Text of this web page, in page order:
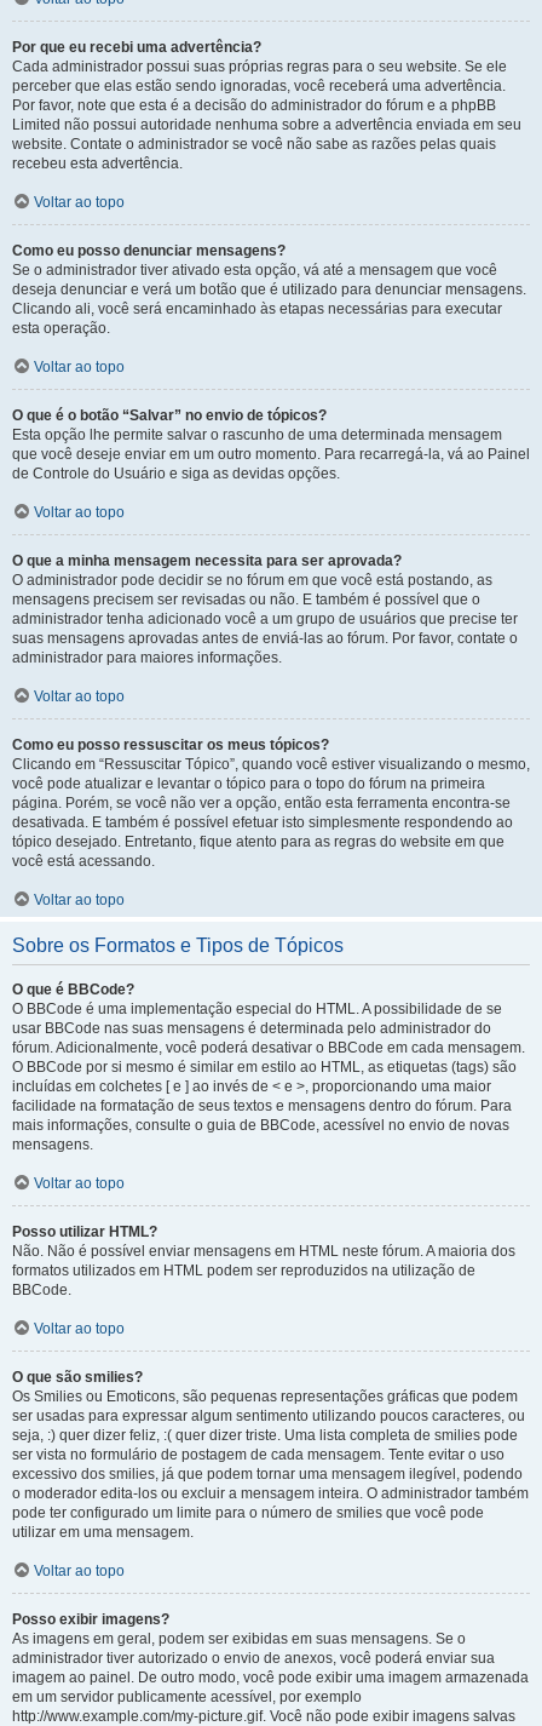
Por que eu recebi uma advertência?
Cada administrador possui suas próprias regras para o seu website. Se ele
perceber que elas estão sendo ignoradas, você receberá uma advertência.
Por favor, note que esta é a decisão do administrador do fórum e a phpBB
Limited não possui autoridade nenhuma sobre a advertência enviada em seu
website. Contate o administrador se você não sabe as razões pelas quais
recebeu esta advertência.
Voltar ao topo
Como eu posso denunciar mensagens?
Se o administrador tiver ativado esta opção, vá até a mensagem que você
deseja denunciar e verá um botão que é utilizado para denunciar mensagens.
Clicando ali, você será encaminhado às etapas necessárias para executar
esta operação.
Voltar ao topo
O que é o botão “Salvar” no envio de tópicos?
Esta opção lhe permite salvar o rascunho de uma determinada mensagem
que você deseje enviar em um outro momento. Para recarregá-la, vá ao Painel
de Controle do Usuário e siga as devidas opções.
Voltar ao topo
O que a minha mensagem necessita para ser aprovada?
O administrador pode decidir se no fórum em que você está postando, as
mensagens precisem ser revisadas ou não. E também é possível que o
administrador tenha adicionado você a um grupo de usuários que precise ter
suas mensagens aprovadas antes de enviá-las ao fórum. Por favor, contate o
administrador para maiores informações.
Voltar ao topo
Como eu posso ressuscitar os meus tópicos?
Clicando em “Ressuscitar Tópico”, quando você estiver visualizando o mesmo,
você pode atualizar e levantar o tópico para o topo do fórum na primeira
página. Porém, se você não ver a opção, então esta ferramenta encontra-se
desativada. E também é possível efetuar isto simplesmente respondendo ao
tópico desejado. Entretanto, fique atento para as regras do website em que
você está acessando.
Voltar ao topo
Sobre os Formatos e Tipos de Tópicos
O que é BBCode?
O BBCode é uma implementação especial do HTML. A possibilidade de se
usar BBCode nas suas mensagens é determinada pelo administrador do
fórum. Adicionalmente, você poderá desativar o BBCode em cada mensagem.
O BBCode por si mesmo é similar em estilo ao HTML, as etiquetas (tags) são
incluídas em colchetes [ e ] ao invés de < e >, proporcionando uma maior
facilidade na formatação de seus textos e mensagens dentro do fórum. Para
mais informações, consulte o guia de BBCode, acessível no envio de novas
mensagens.
Voltar ao topo
Posso utilizar HTML?
Não. Não é possível enviar mensagens em HTML neste fórum. A maioria dos
formatos utilizados em HTML podem ser reproduzidos na utilização de
BBCode.
Voltar ao topo
O que são smilies?
Os Smilies ou Emoticons, são pequenas representações gráficas que podem
ser usadas para expressar algum sentimento utilizando poucos caracteres, ou
seja, :) quer dizer feliz, :( quer dizer triste. Uma lista completa de smilies pode
ser vista no formulário de postagem de cada mensagem. Tente evitar o uso
excessivo dos smilies, já que podem tornar uma mensagem ilegível, podendo
o moderador edita-los ou excluir a mensagem inteira. O administrador também
pode ter configurado um limite para o número de smilies que você pode
utilizar em uma mensagem.
Voltar ao topo
Posso exibir imagens?
As imagens em geral, podem ser exibidas em suas mensagens. Se o
administrador tiver autorizado o envio de anexos, você poderá enviar sua
imagem ao painel. De outro modo, você pode exibir uma imagem armazenada
em um servidor publicamente acessível, por exemplo
http://www.example.com/my-picture.gif. Você não pode exibir imagens salvas